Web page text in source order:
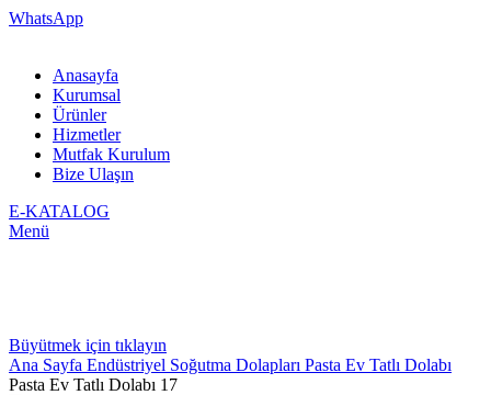
WhatsApp
Anasayfa
Kurumsal
Ürünler
Hizmetler
Mutfak Kurulum
Bize Ulaşın
E-KATALOG
Menü
Büyütmek için tıklayın
Ana Sayfa Endüstriyel Soğutma Dolapları Pasta Ev Tatlı Dolabı
Pasta Ev Tatlı Dolabı 17